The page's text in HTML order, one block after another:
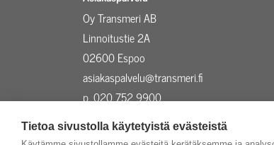
Tietoa sivustolla käytetyistä evästeistä
Oy Transmeri AB
Linnoitustie 2A
02600 Espoo
asiakaspalvelu@transmeri.fi
p. 020 752 9900